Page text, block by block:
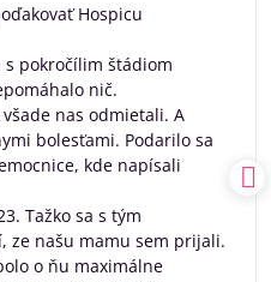
5
Hospicu
pokročílim štádiom
nič.
nas odmietali. A
bolesťami. Podarilo sa
kde napísali
Tažko sa s tým
ze našu mamu sem prijali.
o ňu maximálne